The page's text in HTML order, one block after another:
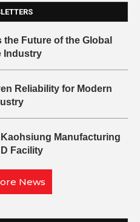
Future of the Global
Industry
Reliability for Modern
Manufacturing
Facility
News